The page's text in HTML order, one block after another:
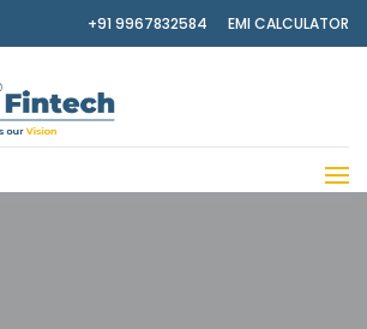
+91 9967832584 EMI CALCULATOR